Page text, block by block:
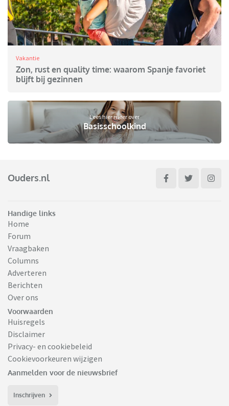
Vakantie
Zon, rust en quality time: waarom Spanje favoriet
blijft bij gezinnen
Lees hier meer over
Basisschoolkind
Ouders.nl
Handige links
Home
Forum
Vraagbaken
Columns
Adverteren
Berichten
Over ons
Voorwaarden
Huisregels
Disclaimer
Privacy- en cookiebeleid
Cookievoorkeuren wijzigen
Aanmelden voor de nieuwsbrief
Inschrijven